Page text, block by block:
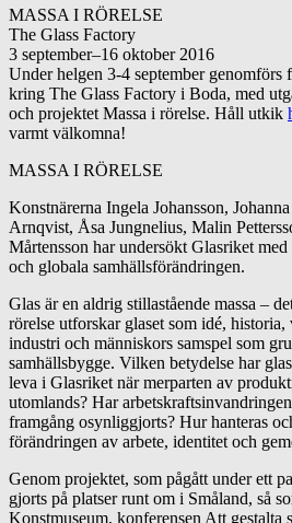
MASSA I RÖRELSE
The Glass Factory
3 september–16 oktober 2016
Under helgen 3-4 september genomförs
kring The Glass Factory i Boda, med
och projektet Massa i rörelse. Håll utkik
varmt välkomna!
MASSA I RÖRELSE
Konstnärerna Ingela Johansson,
Arnqvist, Åsa Jungnelius, Malin
Mårtensson har undersökt Glasriket
och globala samhällsförändringen.
Glas är en aldrig stillastående massa –
rörelse utforskar glaset som idé,
industri och människors samspel som
samhällsbygge. Vilken betydelse har
leva i Glasriket när merparten av
utomlands? Har
framgång osynliggjorts? Hur hanteras
förändringen av arbete, identitet och
Genom projektet, som pågått under ett
gjorts på platser runt om i Småland, så
Konstmuseum, konferensen Att